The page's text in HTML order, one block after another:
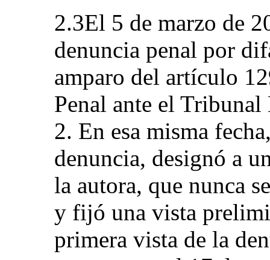
2.3El 5 de marzo de
denuncia penal por
amparo del artículo
Penal ante el
2. En esa misma
denuncia, designó a
la autora, que nunca
y fijó una vista
primera vista de la